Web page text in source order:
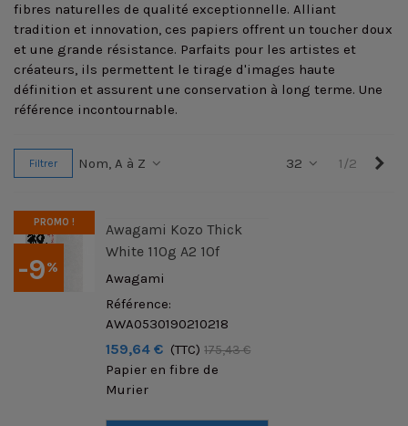
fibres naturelles de qualité exceptionnelle. Alliant
tradition et innovation, ces papiers offrent un toucher doux
et une grande résistance. Parfaits pour les artistes et
créateurs, ils permettent le tirage d'images haute
définition et assurent une conservation à long terme. Une
référence incontournable.
Filtrer Nom, A à Z 32 1/2
-9%
PROMO !
Awagami Kozo Thick
White 110g A2 10f
Awagami
Référence:
AWA0530190210218
159,64 € (TTC) 175,43 €
Papier en fibre de
Murier